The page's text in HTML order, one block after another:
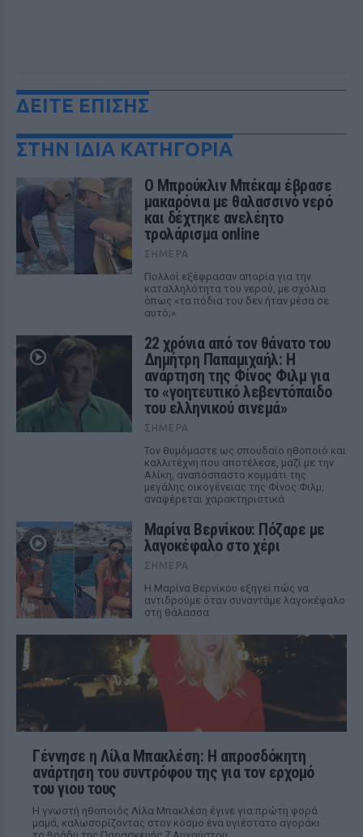
ΔΕΙΤΕ ΕΠΙΣΗΣ
ΣΤΗΝ ΙΔΙΑ ΚΑΤΗΓΟΡΙΑ
Ο Μπρούκλιν Μπέκαμ έβρασε
μακαρόνια με θαλασσινό νερό
και δέχτηκε ανελέητο
τρολάρισμα online
ΣΉΜΕΡΑ
Πολλοί εξέφρασαν απορία για την
καταλληλότητα του νερού, με σχόλια
όπως «τα πόδια του δεν ήταν μέσα σε
αυτό;»
22 χρόνια από τον θάνατο του
Δημήτρη Παπαμιχαήλ: Η
ανάρτηση της Φίνος Φιλμ για
το «γοητευτικό λεβεντόπαιδο
του ελληνικού σινεμά»
ΣΉΜΕΡΑ
Τον θυμόμαστε ως σπουδαίο ηθοποιό και
καλλιτέχνη που αποτέλεσε, μαζί με την
Αλίκη, αναπόσπαστο κομμάτι της
μεγάλης οικογένειας της Φίνος Φιλμ,
αναφέρεται χαρακτηριστικά
Μαρίνα Βερνίκου: Πόζαρε με
λαγοκέφαλο στο χέρι
ΣΉΜΕΡΑ
Η Μαρίνα Βερνίκου εξηγεί πώς να
αντιδρούμε όταν συναντάμε λαγοκέφαλο
στη θάλασσα
Γέννησε η Λίλα Μπακλέση: Η απροσδόκητη
ανάρτηση του συντρόφου της για τον ερχομό
του γιου τους
Η γνωστή ηθοποιός Λίλα Μπακλέση έγινε για πρώτη φορά
μαμά, καλωσορίζοντας στον κόσμο ένα υγιέστατο αγοράκι